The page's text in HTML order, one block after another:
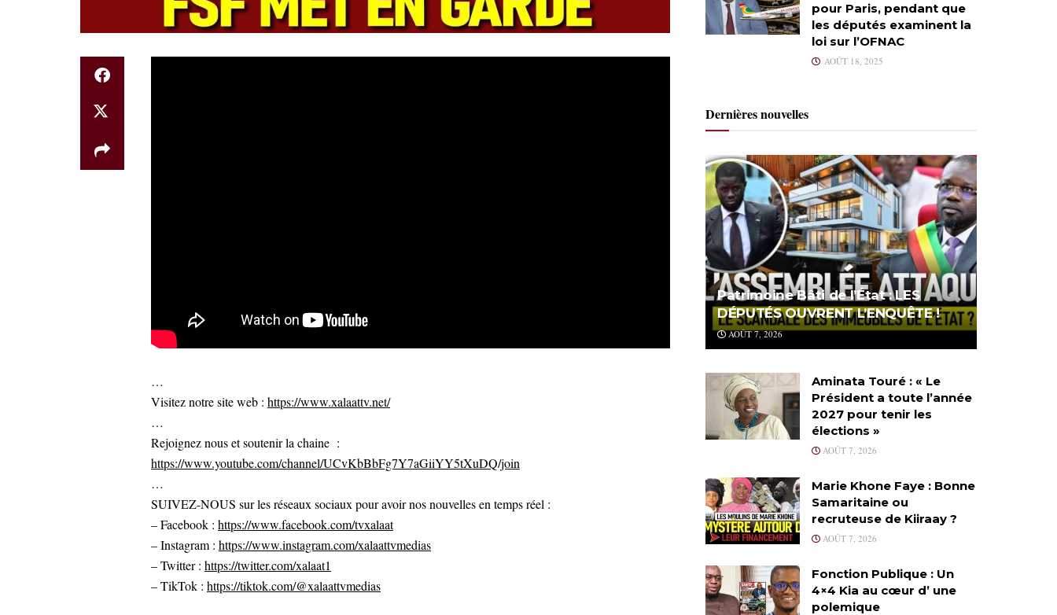
…
Visitez notre site web : https://www.xalaattv.net/
…
Rejoignez nous et soutenir la chaine :
https://www.youtube.com/channel/UCvKbBbFg7Y7aGiiYY5tXuDQ/join
…
SUIVEZ-NOUS sur les réseaux sociaux pour avoir nos nouvelles en temps réel :
– Facebook : https://www.facebook.com/tvxalaat
– Instagram : https://www.instagram.com/xalaattvmedias
– Twitter : https://twitter.com/xalaat1
– TikTok : https://tiktok.com/@xalaattvmedias
pour Paris, pendant que
les députés examinent la
loi sur l’OFNAC
AOÛT 18, 2025
Dernières nouvelles
Patrimoine Bâti de l’État : LES
DÉPUTÉS OUVRENT L’ENQUÊTE !
AOÛT 7, 2026
Aminata Touré : « Le
Président a toute l’année
2027 pour tenir les
élections »
AOÛT 7, 2026
Marie Khone Faye : Bonne
Samaritaine ou
recruteuse de Kiiraay ?
AOÛT 7, 2026
Fonction Publique : Un
4×4 Kia au cœur d’ une
polemique